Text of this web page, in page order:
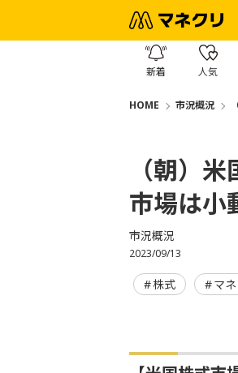
新着 人気
HOME 市況概況
（朝）
市場は小
市況概況
2023/09/13
株式 マ